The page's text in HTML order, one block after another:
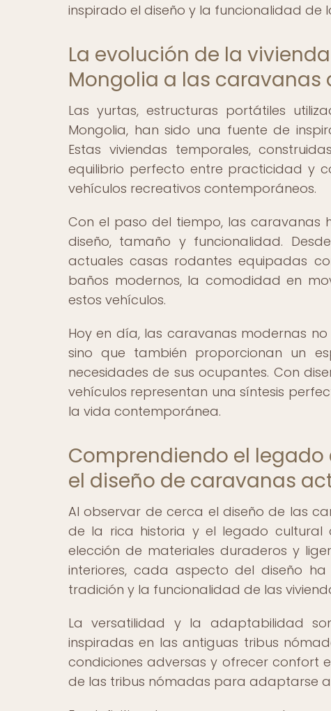
inspirado el diseño y la funcionalidad de
La evolución de la
Mongolia a las caravanas
Las yurtas, estructuras portátiles
Mongolia, han sido una fuente de
Estas viviendas temporales,
equilibrio perfecto entre practicidad y
vehículos recreativos contemporáneos.
Con el paso del tiempo, las caravanas
diseño, tamaño y funcionalidad.
actuales casas rodantes equipadas
baños modernos, la comodidad en
estos vehículos.
Hoy en día, las caravanas modernas
sino que también proporcionan un
necesidades de sus ocupantes. Con
vehículos representan una síntesis
la vida contemporánea.
Comprendiendo el
el diseño de caravanas
Al observar de cerca el diseño de las
de la rica historia y el legado cultural
elección de materiales duraderos y
interiores, cada aspecto del diseño
tradición y la funcionalidad de las
La versatilidad y la adaptabilidad
inspiradas en las antiguas tribus
condiciones adversas y ofrecer confort
de las tribus nómadas para adaptarse